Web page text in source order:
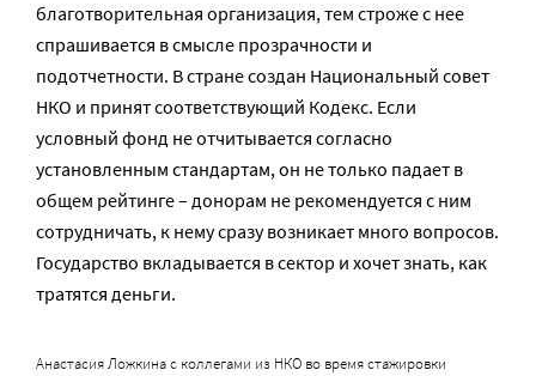
благотворительная организация, тем строже с нее
спрашивается в смысле прозрачности и
подотчетности. В стране создан Национальный совет
НКО и принят соответствующий Кодекс. Если
условный фонд не отчитывается согласно
установленным стандартам, он не только падает в
общем рейтинге – донорам не рекомендуется с ним
сотрудничать, к нему сразу возникает много вопросов.
Государство вкладывается в сектор и хочет знать, как
тратятся деньги.
Анастасия Ложкина с коллегами из НКО во время стажировки